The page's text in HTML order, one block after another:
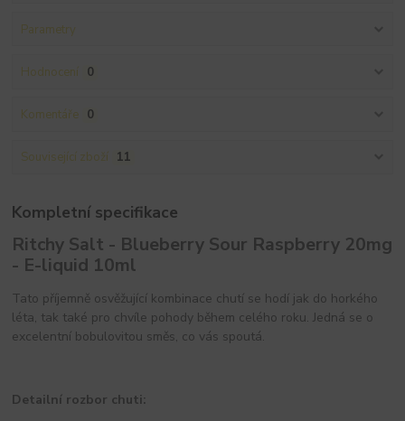
Parametry
Hodnocení 0
Komentáře 0
Související zboží 11
Kompletní specifikace
Ritchy Salt - Blueberry Sour Raspberry 20mg
- E-liquid 10ml
Tato příjemně osvěžující kombinace chutí se hodí jak do horkého
léta, tak také pro chvíle pohody během celého roku. Jedná se o
excelentní bobulovitou směs, co vás spoutá.
Detailní rozbor chuti: